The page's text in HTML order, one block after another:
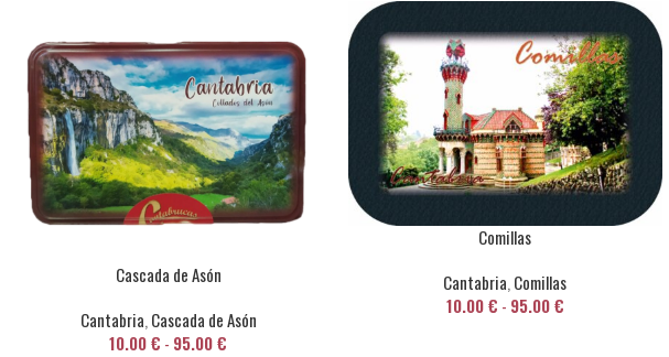
Cascada de Asón
Cantabria, Cascada de Asón
10.00€ - 95.00€
Comillas
Cantabria,Comillas
10.00€ - 95.00€